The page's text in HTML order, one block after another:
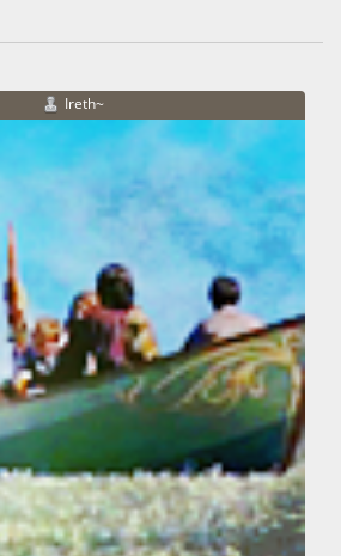
Ireth~